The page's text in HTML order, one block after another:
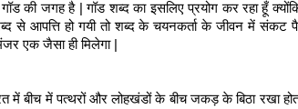
की जगह है | गॉड शब्द का इसलिए प्रयोग कर रहा हूँ
से आपत्ति हो गयी तो शब्द के चयनकर्ता के जीवन में संकट
एक जैसा ही मिलेगा |
में बीच में पत्थरों और लोहखंडों के बीच जकड़ के बिठा रखा